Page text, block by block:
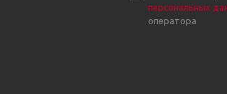
персональных
оператора